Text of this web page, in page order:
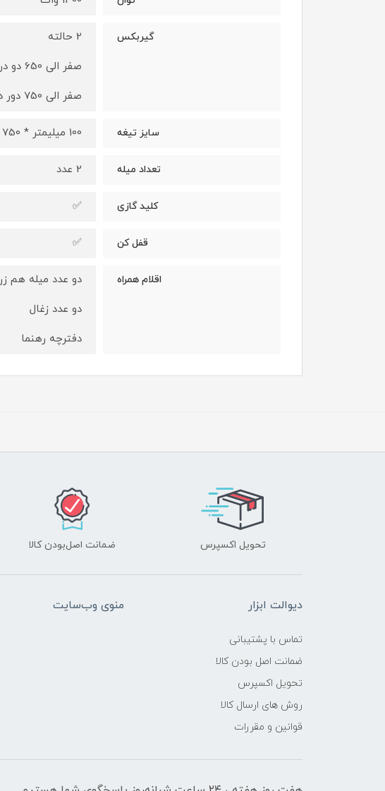
گیربکس
2 حالته
صفر الی 650 دو در دقیقه
صفر الی 750 دور در دقیقه
سایز تیغه 100 میلیمتر * 750 میلیمتر
تعداد میله 2 عدد
کلید گازی ✅
قفل کن ✅
اقلام همراه
دو عدد میله هم
دو عدد زغال
دفترچه رهنما
تحویل اکسپرس ضمانت اصل‌بودن کالا
دیوالت ابزار
تماس با پشتیبانی
ضمانت اصل بودن کالا
تحویل اکسپرس
روش های ارسال کالا
قوانین و مقررات
منوی وب‌سایت